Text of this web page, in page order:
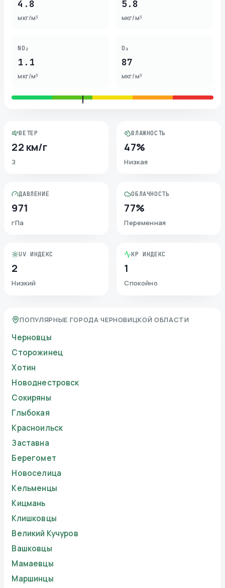
4.8
мкг/м³
5.8
мкг/м³
NO₂
1.1
мкг/м³
O₃
87
мкг/м³
ВЕТЕР
22 км/г
З
ВЛАЖНОСТЬ
47%
Низкая
ДАВЛЕНИЕ
971
гПа
ОБЛАЧНОСТЬ
77%
Переменная
UV ИНДЕКС
2
Низкий
KP ИНДЕКС
1
Спокойно
ПОПУЛЯРНЫЕ ГОРОДА ЧЕРНОВИЦКОЙ ОБЛАСТИ
Черновцы
Сторожинец
Хотин
Новоднестровск
Сокиряны
Глыбокая
Красноильск
Заставна
Берегомет
Новоселица
Кельменцы
Кицмань
Клишковцы
Великий Кучуров
Вашковцы
Мамаевцы
Маршинцы